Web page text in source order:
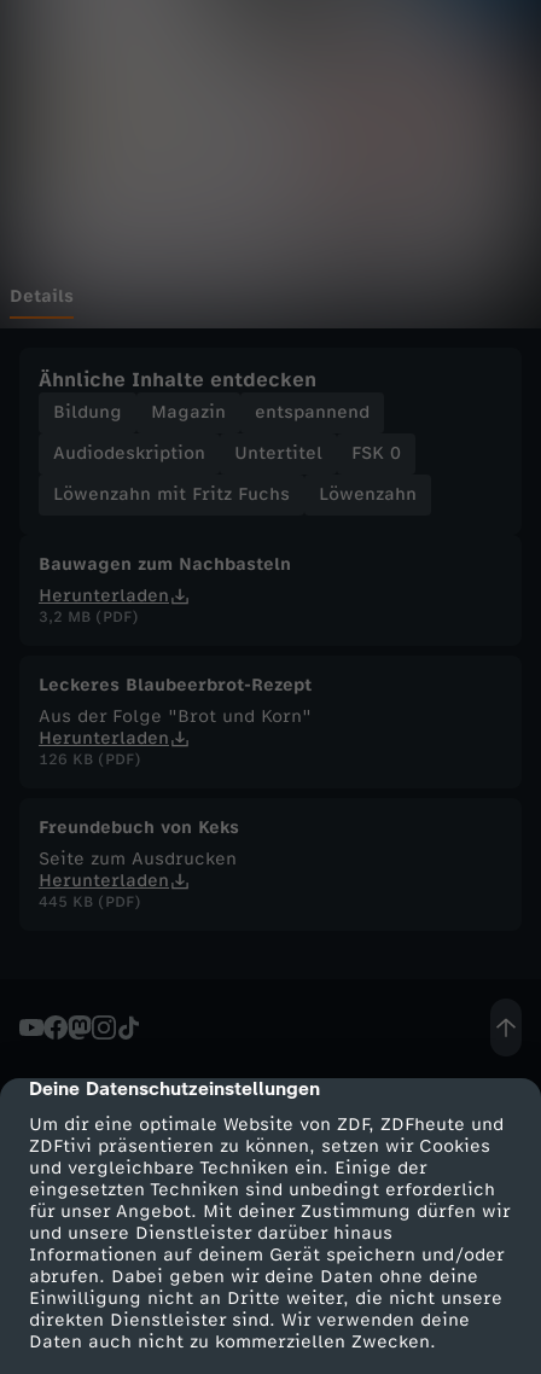
cmp-dialog-description
Deine Datenschutzeinstellungen
Um dir eine optimale Website von ZDF, ZDFheute und
ZDFtivi präsentieren zu können, setzen wir Cookies
und vergleichbare Techniken ein. Einige der
eingesetzten Techniken sind unbedingt erforderlich
für unser Angebot. Mit deiner Zustimmung dürfen wir
und unsere Dienstleister darüber hinaus
Informationen auf deinem Gerät speichern und/oder
abrufen. Dabei geben wir deine Daten ohne deine
Einwilligung nicht an Dritte weiter, die nicht unsere
direkten Dienstleister sind. Wir verwenden deine
Daten auch nicht zu kommerziellen Zwecken.
F
i
t
F
c
h
s
-
i
e
r
u
n
Details
Ähnliche Inhalte entdecken
Bildung Magazin
entspannend
Audiodeskription
Untertitel
FSK 0
Löwenzahn mit Fritz Fuchs
Löwenzahn
Bauwagen zum Nachbasteln
Herunterladen
3,2 MB (PDF)
Leckeres Blaubeerbrot-Rezept
Aus der Folge "Brot und Korn"
Herunterladen
126 KB (PDF)
Freundebuch von Keks
Seite zum Ausdrucken
Herunterladen
445 KB (PDF)
Mehr ZDF
ZDF-Apps
Smart TV
ZDFtext
Service
ZDFmitreden
Kontakt zum ZDF
Tickets